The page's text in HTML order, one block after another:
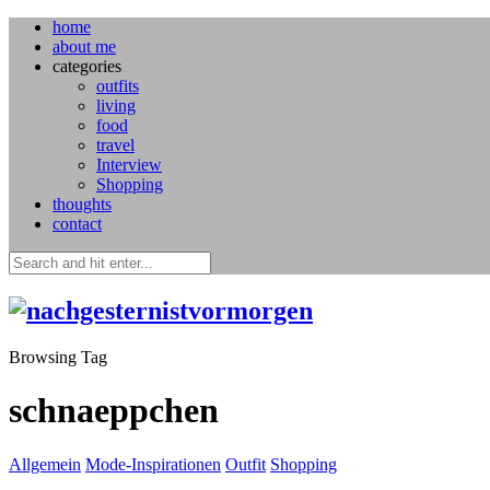
home
about me
categories
outfits
living
food
travel
Interview
Shopping
thoughts
contact
Browsing Tag
schnaeppchen
Allgemein Mode-Inspirationen Outfit Shopping